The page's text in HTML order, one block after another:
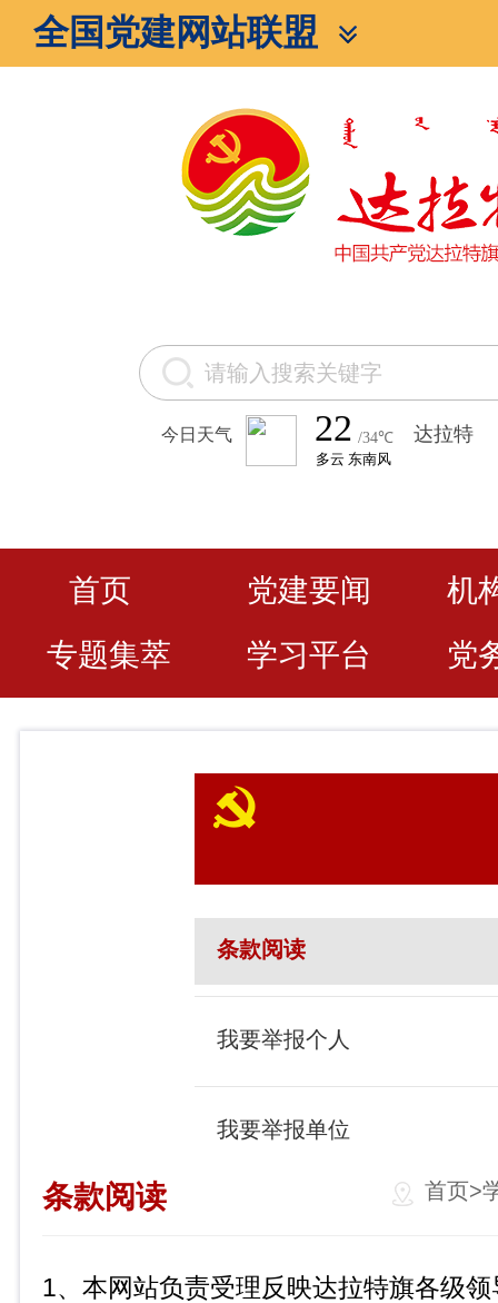
全国党建网站联盟
今日天气
首页 党建要闻
机
专题集萃
学习平台 党
条款阅读
我要举报个人
我要举报单位
条款阅读 首页>
1、本网站负责受理反映达拉特旗各级